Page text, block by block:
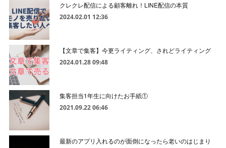
クレクレ配信による顧客離れ！LINE配信の本質
2024.02.01 12:36
【文章で集客】今更ライティング、されどライティング
2024.01.28 09:48
集客担当1年生に向けたお手紙①
2021.09.22 06:46
最新のアプリ入れるのが面倒になったら老いのはじまり